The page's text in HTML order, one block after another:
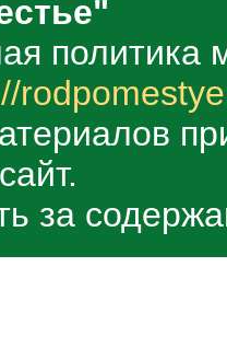
политика
за